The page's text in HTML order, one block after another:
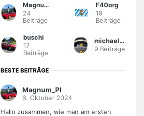
Magnum_PI
24
Beiträge
F40org
18
Beiträge
buschi
17
Beiträge
michael308
9 Beiträge
BESTE BEITRÄGE
Magnum_PI
6. Oktober 2024
Hallo zusammen, wie man am ersten